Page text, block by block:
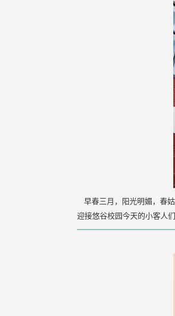
早春三月，阳光明媚，春
迎接悠谷校园今天的小客人